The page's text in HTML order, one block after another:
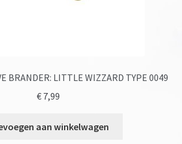
BRANDER: LITTLE WIZZARD TYPE 0049
€7,99
aan winkelwagen